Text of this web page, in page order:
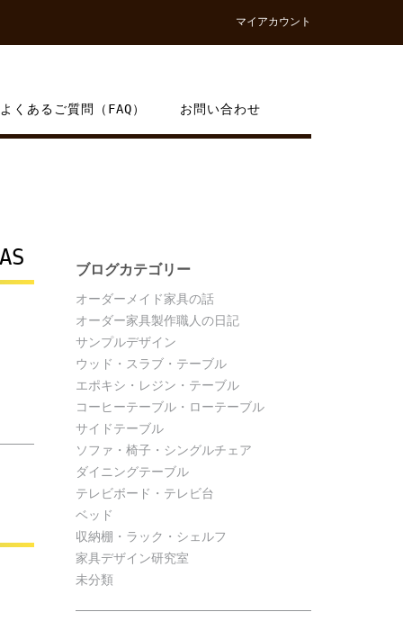
マイアカウント
よくあるご質問（FAQ） お問い合わせ
ブログカテゴリー
オーダーメイド家具の話
オーダー家具製作職人の日記
サンプルデザイン
ウッド・スラブ・テーブル
エポキシ・レジン・テーブル
コーヒーテーブル・ローテーブル
サイドテーブル
ソファ・椅子・シングルチェア
ダイニングテーブル
テレビボード・テレビ台
ベッド
収納棚・ラック・シェルフ
家具デザイン研究室
未分類